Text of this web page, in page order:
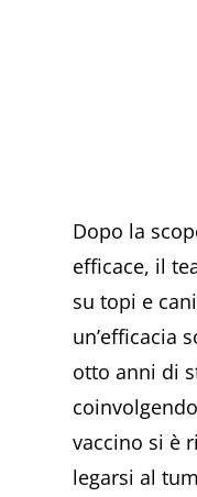
Dopo la
efficace, il
su topi e
un’efficacia
otto anni di
vaccino si è
legarsi al